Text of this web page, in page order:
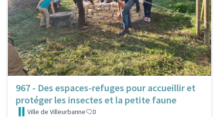
967 - Des espaces-refuges pour accueillir et
protéger les insectes et la petite faune
Ville de Villeurbanne 0